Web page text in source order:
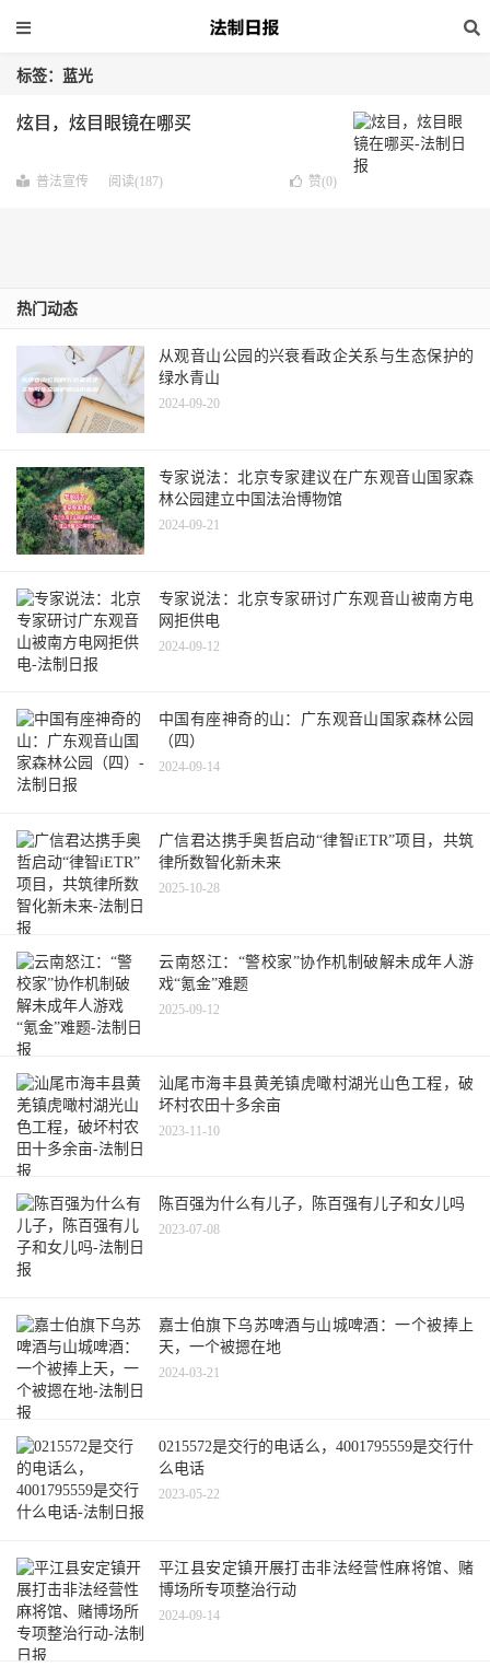
标签：蓝光
炫目，炫目眼镜在哪买
普法宣传 阅读(187) 赞(0)
热门动态
从观音山公园的兴衰看政企关系与生态保护的
绿水青山
2024-09-20
专家说法：北京专家建议在广东观音山国家森
林公园建立中国法治博物馆
2024-09-21
专家说法：北京专家研讨广东观音山被南方电
网拒供电
2024-09-12
中国有座神奇的山：广东观音山国家森林公园
（四）
2024-09-14
广信君达携手奥哲启动“律智iETR”项目，共筑
律所数智化新未来
2025-10-28
云南怒江：“警校家”协作机制破解未成年人游
戏“氪金”难题
2025-09-12
汕尾市海丰县黄羌镇虎噉村湖光山色工程，破
坏村农田十多余亩
2023-11-10
陈百强为什么有儿子，陈百强有儿子和女儿吗
2023-07-08
嘉士伯旗下乌苏啤酒与山城啤酒：一个被捧上
天，一个被摁在地
2024-03-21
0215572是交行的电话么，4001795559是交行什
么电话
2023-05-22
平江县安定镇开展打击非法经营性麻将馆、赌
博场所专项整治行动
2024-09-14